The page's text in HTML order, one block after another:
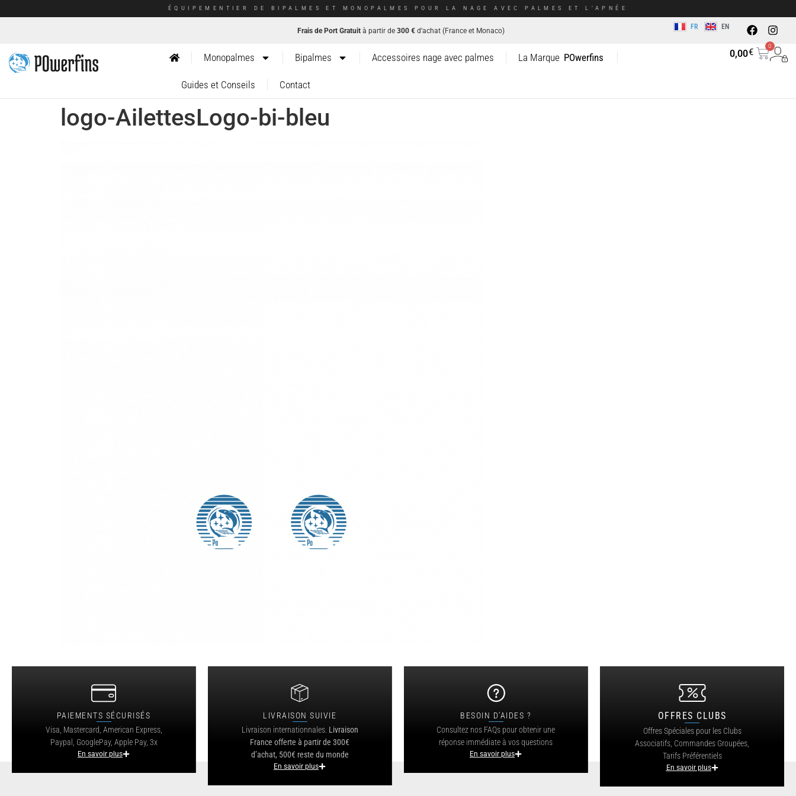
ÉQUIPEMENTIER DE BIPALMES ET MONOPALMES POUR LA NAGE AVEC PALMES ET L’APNÉE
Frais de Port Gratuit à partir de300 € d’achat (France et Monaco) FR EN
Monopalmes Bipalmes Accessoires nage avec palmes La Marque POwerfins
Guides et Conseils Contact
0,00€
0
logo-AilettesLogo-bi-bleu
PAIEMENTS SÉCURISÉS
Visa, Mastercard, American Express,
Paypal, GooglePay, Apple Pay, 3x
En savoir plus
LIVRAISON SUIVIE
Livraison internationnales. Livraison
France offerte à partir de 300€
d’achat, 500€ reste du monde
En savoir plus
BESOIN D'AIDES ?
Consultez nos FAQs pour obtenir une
réponse immédiate à vos questions
En savoir plus
OFFRES CLUBS
Offres Spéciales pour les Clubs
Associatifs, Commandes Groupées,
Tarifs Préférentiels
En savoir plus